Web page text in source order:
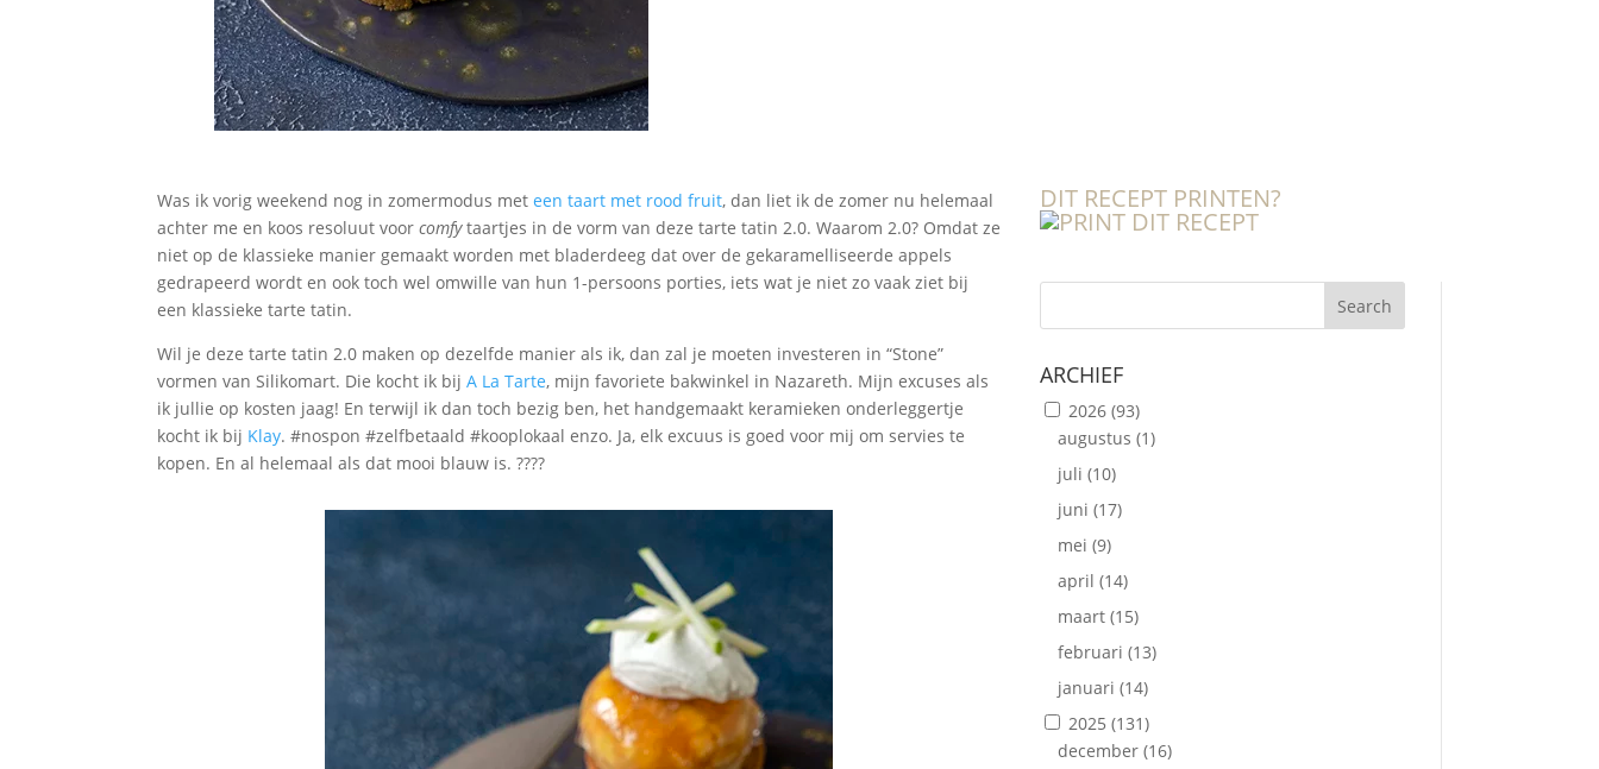
Was ik vorig weekend nog in zomermodus met een taart met rood fruit, dan liet ik de zomer nu helemaal
achter me en koos resoluut voor comfytaartjes in de vorm van deze tarte tatin 2.0. Waarom 2.0? Omdat ze
niet op de klassieke manier gemaakt worden met bladerdeeg dat over de gekaramelliseerde appels
gedrapeerd wordt en ook toch wel omwille van hun 1-persoons porties, iets wat je niet zo vaak ziet bij
een klassieke tarte tatin.
Wil je deze tarte tatin 2.0 maken op dezelfde manier als ik, dan zal je moeten investeren in “Stone”
vormen van Silikomart. Die kocht ik bij A La Tarte, mijn favoriete bakwinkel in Nazareth. Mijn excuses als
ik jullie op kosten jaag! En terwijl ik dan toch bezig ben, het handgemaakt keramieken onderleggertje
kocht ik bij Klay. #nospon #zelfbetaald #kooplokaal enzo. Ja, elk excuus is goed voor mij om servies te
kopen. En al helemaal als dat mooi blauw is. ????
DIT RECEPT PRINTEN?
Search
ARCHIEF
2026(93)
augustus (1)
juli (10)
juni (17)
mei (9)
april (14)
maart(15)
februari (13)
januari (14)
2025 (131)
december(16)